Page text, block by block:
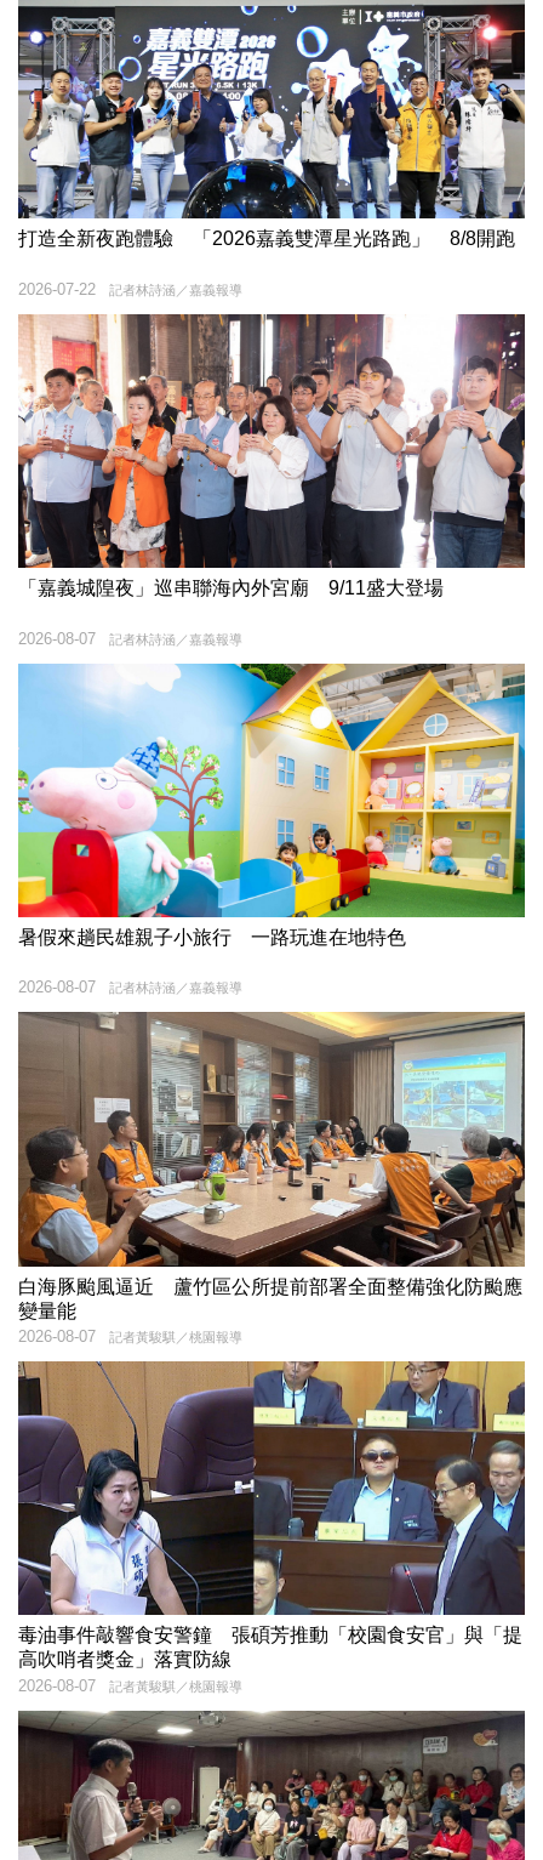
打造全新夜跑體驗 「2026嘉義雙潭星光路跑」 8/8開跑
記者林詩涵／嘉義報導
2026-07-22
「嘉義城隍夜」巡串聯海內外宮廟 9/11盛大登場
記者林詩涵／嘉義報導
2026-08-07
暑假來趟民雄親子小旅行 一路玩進在地特色
記者林詩涵／嘉義報導
2026-08-07
白海豚颱風逼近 蘆竹區公所提前部署全面整備強化防颱應
變量能
記者黃駿騏／桃園報導
2026-08-07
毒油事件敲響食安警鐘 張碩芳推動「校園食安官」與「提
高吹哨者獎金」落實防線
記者黃駿騏／桃園報導
2026-08-07